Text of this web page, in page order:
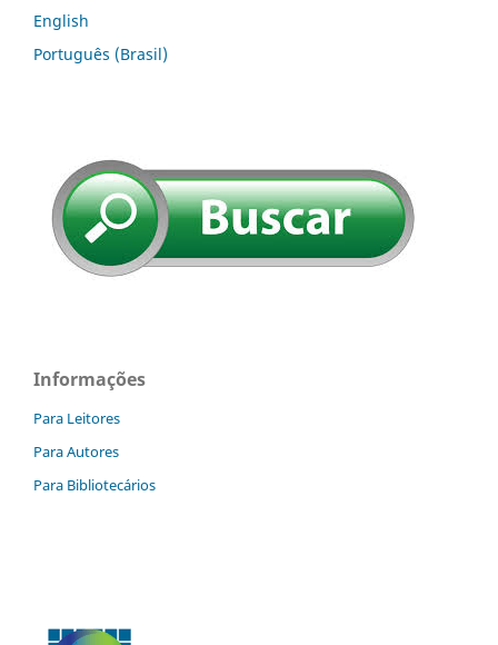
English
Português (Brasil)
Informações
Para Leitores
Para Autores
Para Bibliotecários